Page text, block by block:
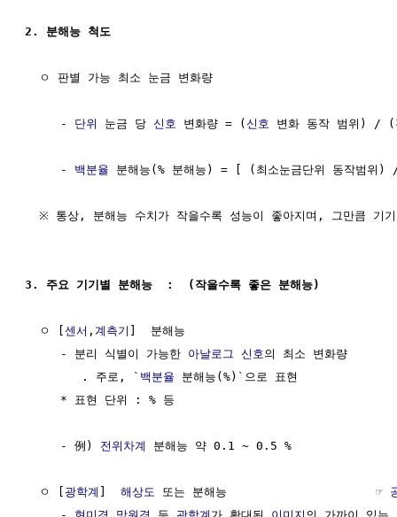
2. 분해능 척도
  ㅇ 판별 가능 최소 눈금 변화량
     -
단위 눈금 당 신호 변화량 = (신호 변화 동작 범위) / (
     -
백분율 분해능(% 분해능) = [ (최소눈금단위 동작범
※ 통상, 분해능 수치가 작을수록 성능이 좋아지며, 그만큼 기
3. 주요 기기별 분해능  :  (작을수록 좋은 분해능)
  ㅇ [
센서 , 계측기 ]  분해능
     - 분리 식별이 가능한
아날로그 신호의 최소 변화량
        . 주로, `
백분율 분해능(%)`으로 표현
     * 표현 단위 : % 등
     - 例)
전위차계 분해능 약 0.1 ~ 0.5 %
  ㅇ [
광학계 ] 해상도 또는 분해능                     ☞
     -
현미경 , 망원경 등 광학계 가 확대된 이미지 의 가까이 있는